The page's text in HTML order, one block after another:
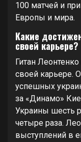
100 матчей и
Европы и мира.
Какие
своей карьере?
Гитан
своей карьере.
успешных
за «Динамо»
Украины шесть
четыре раза.
выступлений в